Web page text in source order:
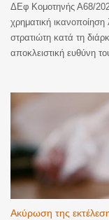
ΔΕφ Κομοτηνής Α68/
χρηματική
στρατιώτη κατά τη
αποκλειστική ευθύνη
αγωγή αποζημίωσης
και αναγνωρίστηκε η
καταβάλει στην
ατομικά και 40.000€
γονέων της, ήτοι
χρηματική
οι δικαιοπάροχοί της
Ακύρωση της